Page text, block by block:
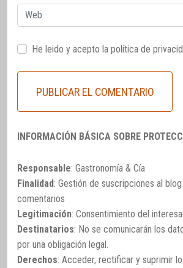
Web
He leido y acepto la política de
INFORMACIÓN BÁSICA SOBRE
Responsable: Gastronomía & Cía
Finalidad: Gestión de suscripciones al
comentarios
Legitimación: Consentimiento del
Destinatarios: No se comunicarán los
por una obligación legal.
Derechos: Acceder, rectificar y suprimir